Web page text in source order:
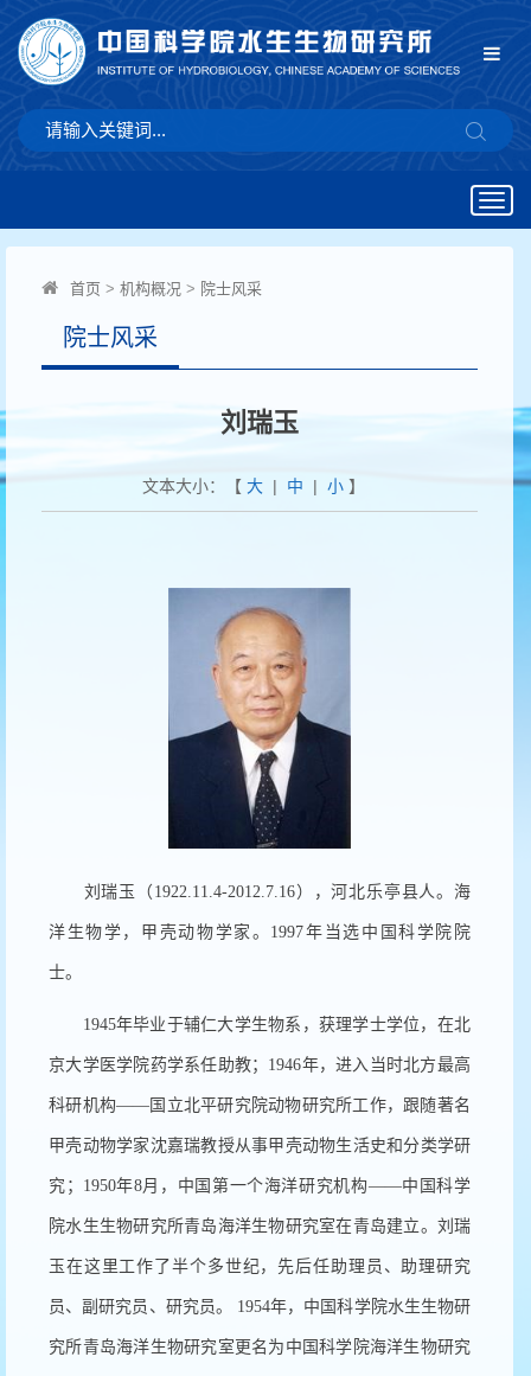
首页 > 机构概况 > 院士风采
院士风采
刘瑞玉
文本大小：【 大| 中 | 小】
刘瑞玉（ 1922.11.4-2012.7.16），河北乐亭县人。海
洋生物学，甲壳动物学家。 1997年当选中国科学院院
士。
1945年毕业于辅仁大学生物系，获理学士学位，在北
京大学医学院药学系任助教； 1946年，进入当时北方最高
科研机构——国立北平研究院动物研究所工作，跟随著名
甲壳动物学家沈嘉瑞教授从事甲壳动物生活史和分类学研
究； 1950年8月，中国第一个海洋研究机构——中国科学
院水生生物研究所青岛海洋生物研究室在青岛建立。刘瑞
玉在这里工作了半个多世纪，先后任助理员、助理研究
员、副研究员、研究员。 1954年，中国科学院水生生物研
究所青岛海洋生物研究室更名为中国科学院海洋生物研究